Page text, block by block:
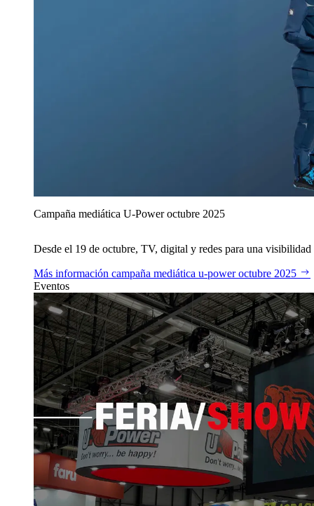
Campaña mediática U‑Power octubre 2025
Desde el 19 de octubre, TV, digital y redes para una
Más información campaña mediática u‑power octubre 2025
Eventos